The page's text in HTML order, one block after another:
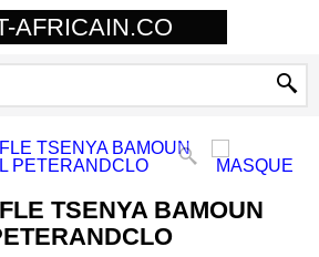
AFRICAIN.CO
TSENYA BAMOUN